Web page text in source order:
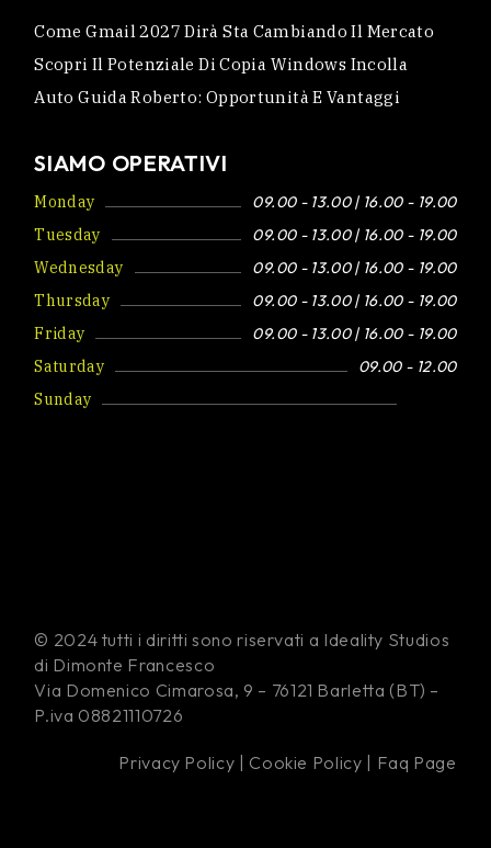
Come Gmail 2027 Dirà Sta Cambiando Il Mercato
Scopri Il Potenziale Di Copia Windows Incolla
Auto Guida Roberto: Opportunità E Vantaggi
SIAMO OPERATIVI
Monday
09.00 - 13.00 | 16.00 - 19.00
Tuesday
09.00 - 13.00 | 16.00 - 19.00
Wednesday
09.00 - 13.00 | 16.00 - 19.00
Thursday
09.00 - 13.00 | 16.00 - 19.00
Friday
09.00 - 13.00 | 16.00 - 19.00
Saturday
09.00 - 12.00
Sunday
© 2024 tutti i diritti sono riservati a Ideality Studios
di Dimonte Francesco
Via Domenico Cimarosa, 9 – 76121 Barletta (BT) –
P.iva 08821110726
Privacy Policy | Cookie Policy | Faq Page